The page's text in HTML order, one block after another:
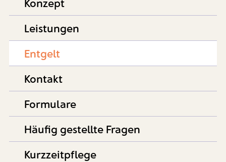
Leistungen
Entgelt
Kontakt
Formulare
Häufig gestellte Fragen
Kurzzeitpflege